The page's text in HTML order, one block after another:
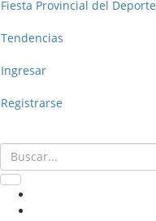
Fiesta Provincial del Deporte
Tendencias
Ingresar
Registrarse